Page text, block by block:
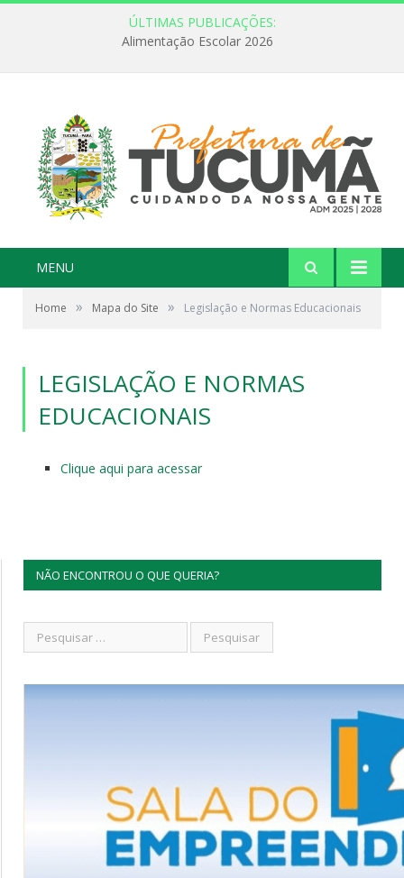
ÚLTIMAS PUBLICAÇÕES:
Alimentação Escolar 2026
MENU
Home » Mapa do Site » Legislação e Normas Educacionais
LEGISLAÇÃO E NORMAS
EDUCACIONAIS
Clique aqui para acessar
NÃO ENCONTROU O QUE QUERIA?